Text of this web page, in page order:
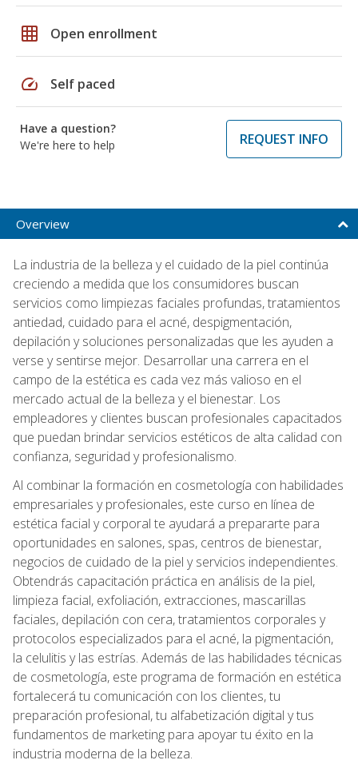
grid_on Open enrollment
speed Self paced
Have a question?
We're here to help
REQUEST INFO
Overview
La industria de la belleza y el cuidado de la piel continúa
creciendo a medida que los consumidores buscan
servicios como limpiezas faciales profundas, tratamientos
antiedad, cuidado para el acné, despigmentación,
depilación y soluciones personalizadas que les ayuden a
verse y sentirse mejor. Desarrollar una carrera en el
campo de la estética es cada vez más valioso en el
mercado actual de la belleza y el bienestar. Los
empleadores y clientes buscan profesionales capacitados
que puedan brindar servicios estéticos de alta calidad con
confianza, seguridad y profesionalismo.
Al combinar la formación en cosmetología con habilidades
empresariales y profesionales, este curso en línea de
estética facial y corporal te ayudará a prepararte para
oportunidades en salones, spas, centros de bienestar,
negocios de cuidado de la piel y servicios independientes.
Obtendrás capacitación práctica en análisis de la piel,
limpieza facial, exfoliación, extracciones, mascarillas
faciales, depilación con cera, tratamientos corporales y
protocolos especializados para el acné, la pigmentación,
la celulitis y las estrías. Además de las habilidades técnicas
de cosmetología, este programa de formación en estética
fortalecerá tu comunicación con los clientes, tu
preparación profesional, tu alfabetización digital y tus
fundamentos de marketing para apoyar tu éxito en la
industria moderna de la belleza.